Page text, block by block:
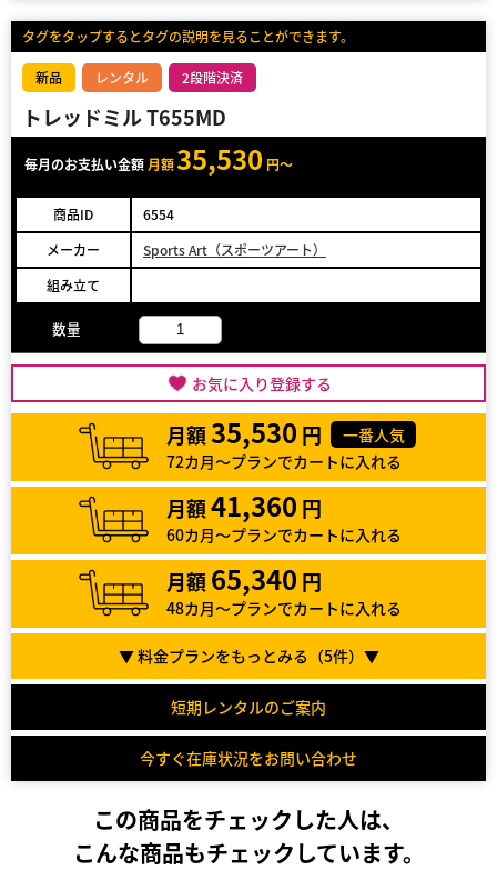
タグをタップするとタグの説明を見ることができます。
新品 レンタル 2段階決済
トレッドミル T655MD
毎月のお支払い金額 月額35,530 円～
商品ID
6554
メーカー
Sports Art（スポーツアート）
組み立て
数量
お気に入り登録する
月額35,530 円
一番人気
72カ月～プランでカートに入れる
月額41,360 円
60カ月～プランでカートに入れる
月額 65,340 円
48カ月～プランでカートに入れる
▼ 料金プランをもっとみる（5件）▼
短期レンタルのご案内
今すぐ在庫状況をお問い合わせ
この商品をチェックした人は、
こんな商品もチェックしています。